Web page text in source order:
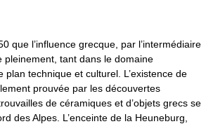
que l’influence grecque, par l’intermédiaire
pleinement, tant dans le domaine
plan technique et culturel. L’existence de
prouvée par les découvertes
de céramiques et d’objets grecs se
des Alpes. L’enceinte de la Heuneburg,